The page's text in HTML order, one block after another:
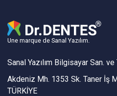
Une marque de Sanal Yazılım.
Sanal Yazılım Bilgisayar San.
Akdeniz Mh. 1353 Sk. Taner İş
TÜRKİYE